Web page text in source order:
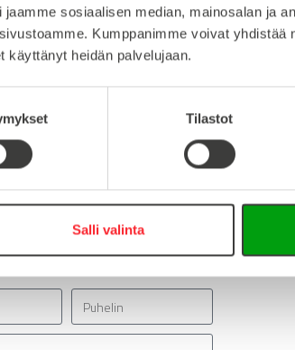
sosiaalisen median, mainosalan ja
Kumppanimme voivat yhdistää
käyttänyt heidän palvelujaan.
Tilastot
Salli valinta
systems.fi